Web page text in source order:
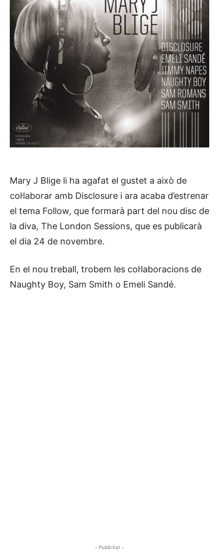
Mary J Blige li ha agafat el gustet a això de
col·laborar amb Disclosure i ara acaba d’estrenar
el tema Follow, que formarà part del nou disc de
la diva, The London Sessions, que es publicarà
el dia 24 de novembre.
En el nou treball, trobem les col·laboracions de
Naughty Boy, Sam Smith o Emeli Sandé.
- Publicitat -